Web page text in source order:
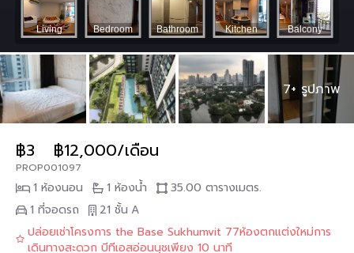
7+ รูปภาพ
฿3 ฿12,000/เดือน
PROP001097
1 ห้องนอน 1 ห้องน้ำ
35.00 ตารางเมตร.
1 ที่จอดรถ
21 ชั้น A
ปล่อยเช่าโครงการ the Base Sukhumvit 77ห้องตกแต่งใหม่การ
เดินทางสะดวก บีทีเอสอ่อนนุชเพียง 10 นาที